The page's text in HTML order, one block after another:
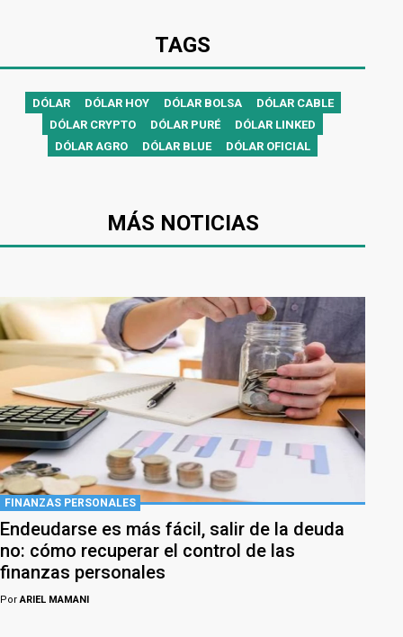
TAGS
DÓLAR DÓLAR HOY DÓLAR BOLSA
DÓLAR CABLE
DÓLAR CRYPTO
DÓLAR PURÉ
DÓLAR LINKED
DÓLAR AGRO
DÓLAR BLUE DÓLAR OFICIAL
MÁS NOTICIAS
FINANZAS PERSONALES
Endeudarse es más fácil, salir de la deuda
no: cómo recuperar el control de las
finanzas personales
PorARIEL MAMANI